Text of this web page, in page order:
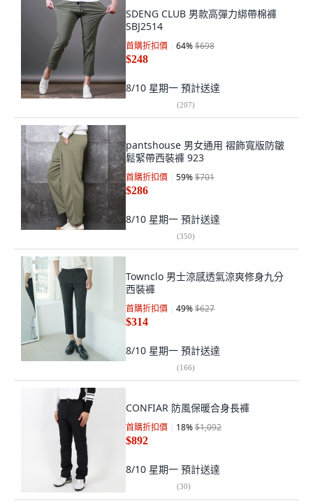
SDENG CLUB 男款高彈力綁帶棉褲
SBJ2514
首購折扣價 64%$698
$248
8/10 星期一 預計送達
(207)
pantshouse 男女通用 褶飾寬版防皺
鬆緊帶西裝褲 923
首購折扣價 59%$701
$286
8/10 星期一 預計送達
(350)
Townclo 男士涼感透氣涼爽修身九分
西裝褲
首購折扣價 49%$627
$314
8/10 星期一 預計送達
(166)
CONFIAR 防風保暖合身長褲
首購折扣價 18%$1,092
$892
8/10 星期一 預計送達
(30)